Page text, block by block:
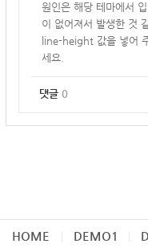
원인은 해당 테마에서
이 없어져서 발생한 것
line-height 값을 넣어
세요.
댓글 0
HOME DEMO1